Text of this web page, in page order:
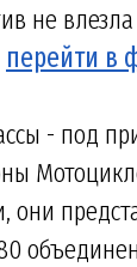
не
перейти в
- под
они